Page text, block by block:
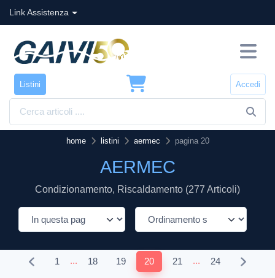
Link Assistenza
Listini Accedi
home listini aermec pagina 20
AERMEC
Condizionamento, Riscaldamento (277 Articoli)
1 ... 18 19 20 21 ... 24